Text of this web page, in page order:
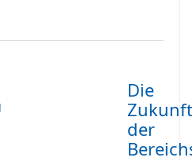
Die
Zukunft
der